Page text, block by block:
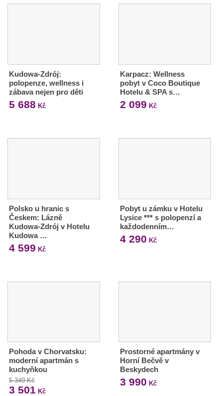
Kudowa-Zdrój:
polopenze, wellness i
zábava nejen pro děti
5 688 Kč
Karpacz: Wellness
pobyt v Coco Boutique
Hotelu & SPA s…
2 099 Kč
Polsko u hranic s
Českem: Lázně
Kudowa-Zdrój v Hotelu
Kudowa …
4 599 Kč
Pobyt u zámku v Hotelu
Lysice *** s polopenzí a
každodenním…
4 290 Kč
Pohoda v Chorvatsku:
moderní apartmán s
kuchyňkou
5 349 Kč
3 501 Kč
Prostorné apartmány v
Horní Bečvě v
Beskydech
3 990 Kč